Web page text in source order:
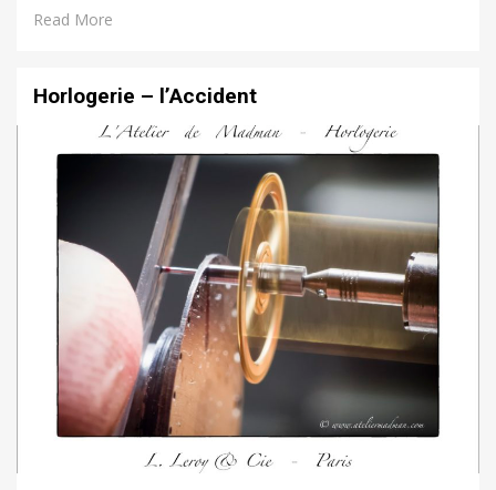
Read More
Horlogerie – l’Accident